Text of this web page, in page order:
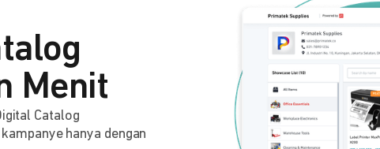
Menit
Catalog
hanya dengan